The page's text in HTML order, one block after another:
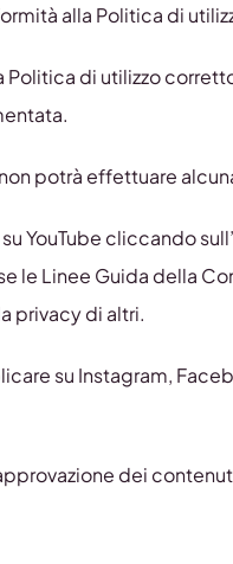
alla Politica di
di utilizzo
potrà effettuare
YouTube cliccando
le Linee Guida della
privacy di altri.
su Instagram,
dei